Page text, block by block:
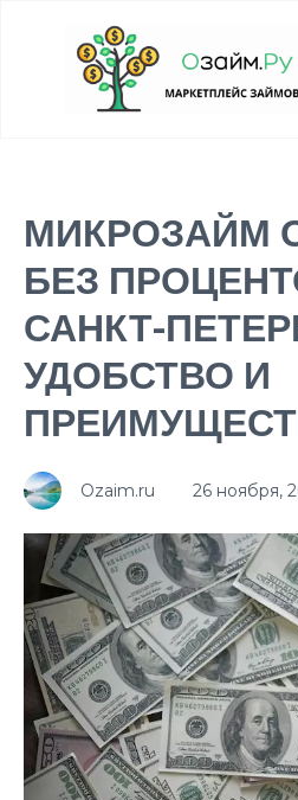
МИКРОЗАЙМ
БЕЗ
САНКТ-
УДОБСТВО И
Ozaim.ru 26 ноября,